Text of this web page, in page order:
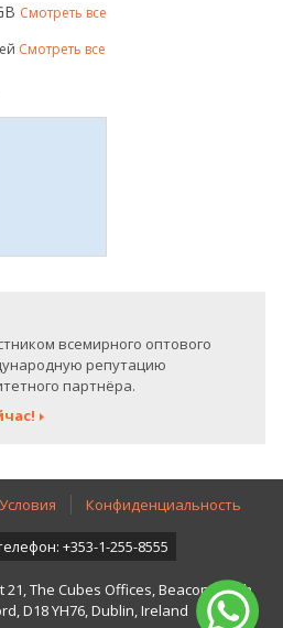
Смотреть все
Смотреть все
всемирного оптового
репутацию
партнёра.
Условия Конфиденциальность
+353-1-255-8555
21, The Cubes Offices, Beacon South
D18 YH76, Dublin, Ireland